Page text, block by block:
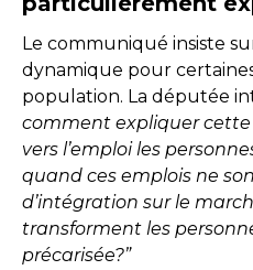
Le communiqué insiste
dynamique pour
population. La députée
comment expliquer cette
vers l’emploi les
quand ces emplois ne
d’intégration sur le
transforment les
précarisée?”